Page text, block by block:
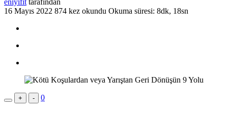
16 Mayıs 2022 874 kez okundu Okuma süresi: 8dk, 18sn
+ - 0